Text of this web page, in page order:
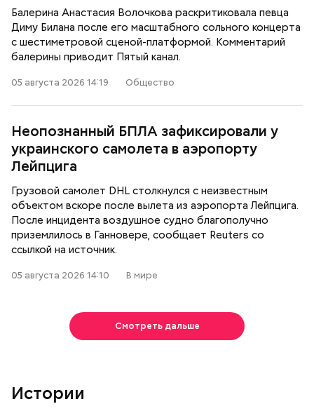
Балерина Анастасия Волочкова раскритиковала певца
Диму Билана после его масштабного сольного концерта
с шестиметровой сценой-платформой. Комментарий
балерины приводит Пятый канал.
05 августа 2026 14:19 Общество
Неопознанный БПЛА зафиксировали у
украинского самолета в аэропорту
Лейпцига
Грузовой самолет DHL столкнулся с неизвестным
объектом вскоре после вылета из аэропорта Лейпцига.
После инцидента воздушное судно благополучно
приземлилось в Ганновере, сообщает Reuters со
ссылкой на источник.
05 августа 2026 14:10 В мире
Смотреть дальше
Истории